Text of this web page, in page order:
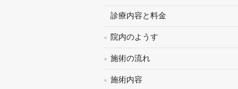
診療内容と料金
院内のようす
施術の流れ
施術内容